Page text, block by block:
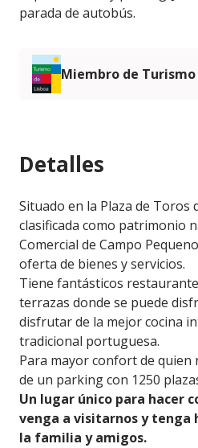
parada de autobús.
Miembro de Turismo
Detalles
Situado en la Plaza de Toros
clasificada como patrimonio
Comercial de Campo
oferta de bienes y servicios.
Tiene fantásticos
terrazas donde se puede
disfrutar de la mejor cocina
tradicional portuguesa.
Para mayor confort de quien
de un parking con 1250
Un lugar único para hacer
venga a visitarnos y tenga
la familia y amigos.